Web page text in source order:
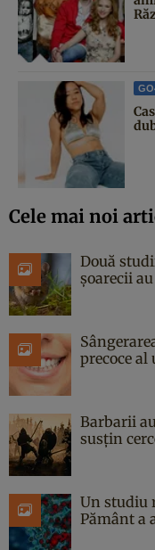
Cele mai noi
Două
șoarecii
precoce
Barbarii
susțin
Un studiu
Pământ a